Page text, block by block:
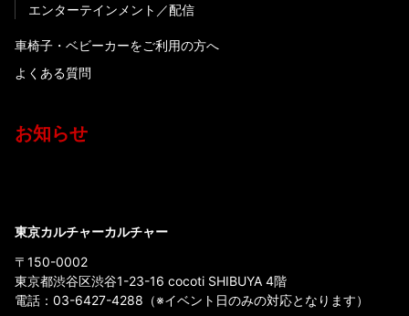
エンターテインメント
配信
車椅子・ベビーカーをご利用の方へ
よくある質問
お知らせ
東京カルチャーカルチャー
〒150-0002
東京都渋谷区渋谷1-23-16 cocoti SHIBUYA 4階
電話： 03-6427-4288 （※イベント日のみの対応となります）